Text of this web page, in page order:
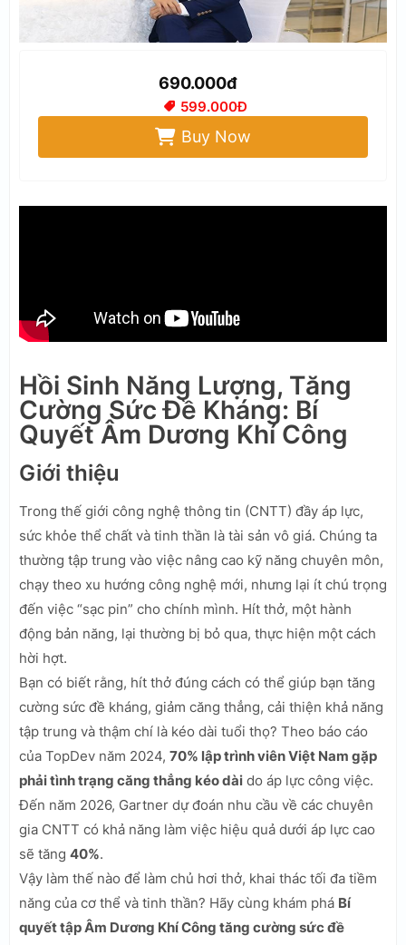
690.000đ
599.000Đ
Buy Now
Hồi Sinh Năng Lượng, Tăng
Cường Sức Đề Kháng: Bí
Quyết Âm Dương Khí Công
Giới thiệu
Trong thế giới công nghệ thông tin (CNTT) đầy áp lực,
sức khỏe thể chất và tinh thần là tài sản vô giá. Chúng ta
thường tập trung vào việc nâng cao kỹ năng chuyên môn,
chạy theo xu hướng công nghệ mới, nhưng lại ít chú trọng
đến việc “sạc pin” cho chính mình. Hít thở, một hành
động bản năng, lại thường bị bỏ qua, thực hiện một cách
hời hợt.
Bạn có biết rằng, hít thở đúng cách có thể giúp bạn tăng
cường sức đề kháng, giảm căng thẳng, cải thiện khả năng
tập trung và thậm chí là kéo dài tuổi thọ? Theo báo cáo
của TopDev năm 2024, 70% lập trình viên Việt Nam gặp
phải tình trạng căng thẳng kéo dài do áp lực công việc.
Đến năm 2026, Gartner dự đoán nhu cầu về các chuyên
gia CNTT có khả năng làm việc hiệu quả dưới áp lực cao
sẽ tăng 40%.
Vậy làm thế nào để làm chủ hơi thở, khai thác tối đa tiềm
năng của cơ thể và tinh thần? Hãy cùng khám phá Bí
quyết tập Âm Dương Khí Công tăng cường sức đề